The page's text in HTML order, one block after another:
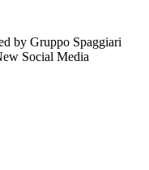
by Gruppo Spaggiari
Social Media